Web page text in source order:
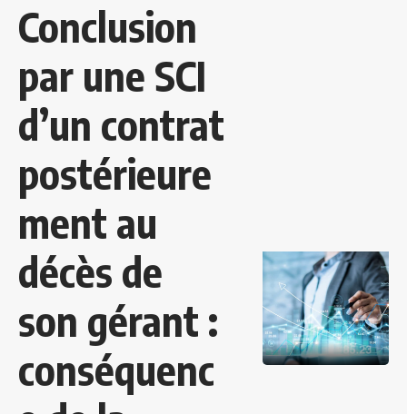
Conclusion
par une SCI
d’un contrat
postérieure
ment au
décès de
son gérant :
conséquenc